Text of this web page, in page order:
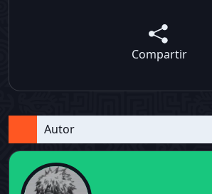
Compartir
Autor